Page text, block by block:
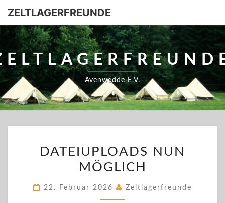
ZELTLAGERFREUNDE
Avenwedde E.V.
NUN
MÖGLICH
DATEIUPLOADS NUN
MÖGLICH
22. Februar 2026 Zeltlagerfreunde